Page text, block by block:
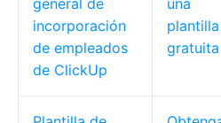
general de
incorporación
de empleados
de ClickUp
una
plantilla
gratuita